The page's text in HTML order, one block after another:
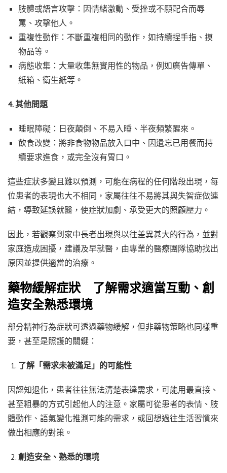
肢體或語言攻擊：因情緒激動、受挫或不願配合而辱
罵、攻擊他人。
重複性動作：不斷重複相同的動作，如持續捏手指、摸
物品等。
病態收集：大量收集無實用性的物品，例如廣告傳單、
紙箱、衛生紙等。
4. 其他問題
睡眠障礙：日夜顛倒、不易入睡、半夜頻繁醒來。
飲食改變：將非食物物品放入口中、因遺忘已用餐而持
續要求進食，或完全沒有胃口。
這些症狀多變且難以預測，可能在病程的任何階段出現，每
位患者的表現也大不相同，家屬往往不易將其與失智症做連
結，導致延誤就醫，使症狀加劇、承受更大的照顧壓力。
因此，若觀察到家中長者出現與以往差異甚大的行為，並對
家庭造成困擾，建議及早就醫，由專業的醫療團隊協助找出
原因並提供適當的治療。
藥物緩解症狀 了解需求適當互動、創
造安全熟悉環境
部分精神行為症狀可透過藥物緩解，但非藥物策略也同樣重
要，甚至是照護的關鍵：
了解「需求未被滿足」的可能性
因認知退化，患者往往無法清楚表達需求，可能用最直接、
甚至粗暴的方式引起他人的注意。家屬可從患者的表情、肢
體動作、語氣變化推測可能的需求，或回想過往生活習慣來
做出相應的對策。
創造安全、熟悉的環境